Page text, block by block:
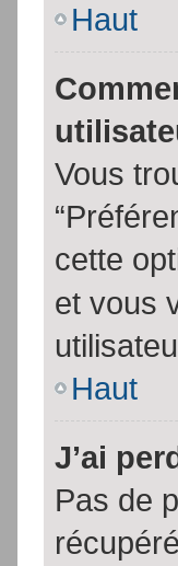
Haut
Vous
cette
et vous
Haut
J’ai
Pas de